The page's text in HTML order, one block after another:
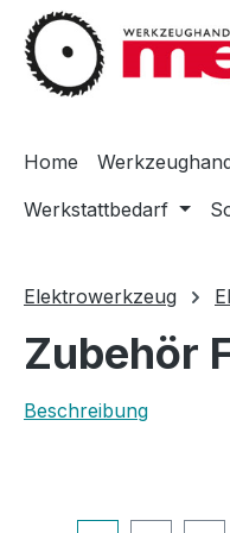
Hauptinhalt springen
Zur Suche springen
Zur Hauptnavigation
Home
Werkstattbedarf
Elektrowerkzeug
Zubehör
Beschreibung